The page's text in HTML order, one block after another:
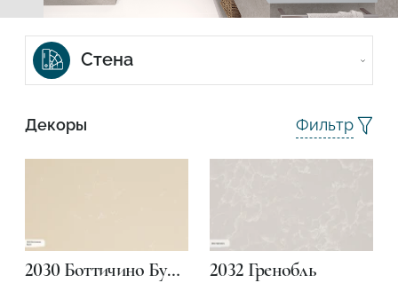
Стена
Душевая кабина
Декоры Фильтр
2030 Боттичино Бурж 2032 Гренобль
Кухня. Современный
Ванная комната